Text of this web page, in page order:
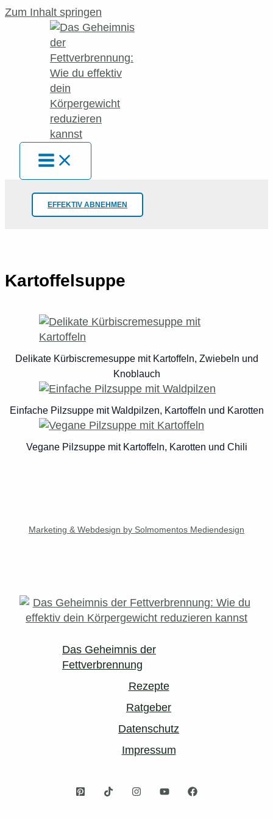
Zum Inhalt springen
EFFEKTIV ABNEHMEN
Kartoffelsuppe
Delikate Kürbiscremesuppe mit Kartoffeln, Zwiebeln und
Knoblauch
Einfache Pilzsuppe mit Waldpilzen, Kartoffeln und Karotten
Vegane Pilzsuppe mit Kartoffeln, Karotten und Chili
Marketing & Webdesign by Solmomentos Mediendesign
Das Geheimnis der
Fettverbrennung
Rezepte
Ratgeber
Datenschutz
Impressum